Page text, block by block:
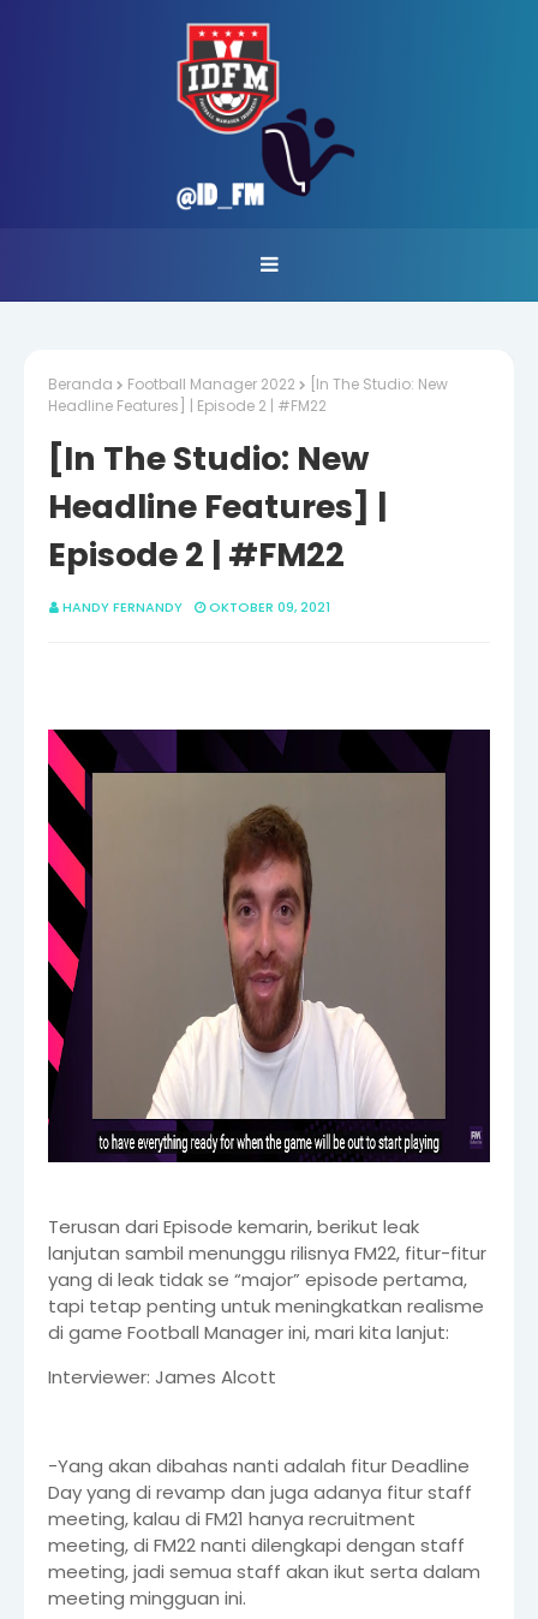
Beranda Football Manager 2022
[In The Studio: New
Headline Features] | Episode 2 | #FM22
[In The Studio: New
Headline Features] |
Episode 2 | #FM22
HANDY FERNANDY OKTOBER 09, 2021
Terusan dari Episode kemarin, berikut leak
lanjutan sambil menunggu rilisnya FM22, fitur-fitur
yang di leak tidak se “major” episode pertama,
tapi tetap penting untuk meningkatkan realisme
di game Football Manager ini, mari kita lanjut:
Interviewer: James Alcott
-Yang akan dibahas nanti adalah fitur Deadline
Day yang di revamp dan juga adanya fitur staff
meeting, kalau di FM21 hanya recruitment
meeting, di FM22 nanti dilengkapi dengan staff
meeting, jadi semua staff akan ikut serta dalam
meeting mingguan ini.